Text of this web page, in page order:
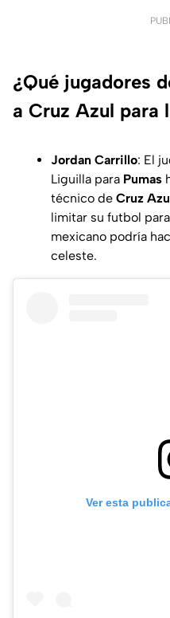
¿Qué jugadores
a Cruz Azul para
Jordan Carrillo: El
Liguilla para Pumas
técnico de Cruz
limitar su futbol
mexicano podría
celeste.
Ver esta